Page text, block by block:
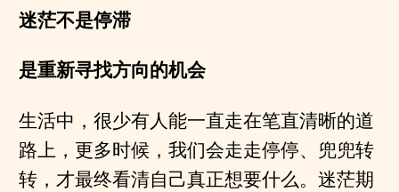
迷茫不是停滞
是重新寻找方向的机会
生活中，很少有人能一直走在笔直清晰的道
路上，更多时候，我们会走走停停、兜兜转
转，才最终看清自己真正想要什么。迷茫期